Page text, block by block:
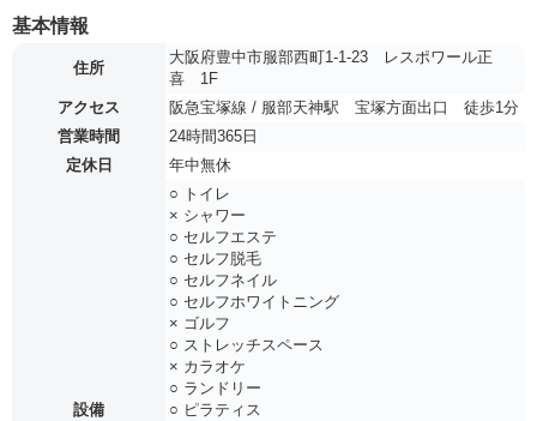
基本情報
住所
大阪府豊中市服部西町1-1-23 レスポワール正
喜 1F
アクセス
阪急宝塚線 / 服部天神駅 宝塚方面出口 徒歩1分
営業時間
24時間365日
定休日
年中無休
設備
○ トイレ
× シャワー
○ セルフエステ
○ セルフ脱毛
○ セルフネイル
○ セルフホワイトニング
× ゴルフ
○ ストレッチスペース
× カラオケ
○ ランドリー
○ ピラティス